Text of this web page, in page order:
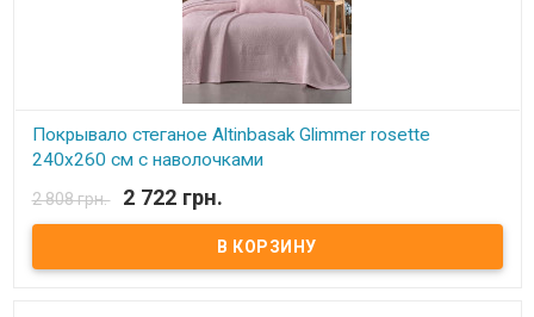
Покрывало стеганое Аltinbasak Glimmer rosette
240x260 см с наволочками
В наличии
Покрывало стеганое Аltinbasak 240x260 см с наволочками
Размер: 240х260 см. Наволочки: 50x70 см, 2 шт. Состав: 30%
хлопок, 70% полиестер. Вес: 3 кг. Производитель: Altinbasak
2 808 грн. 2 722 грн.